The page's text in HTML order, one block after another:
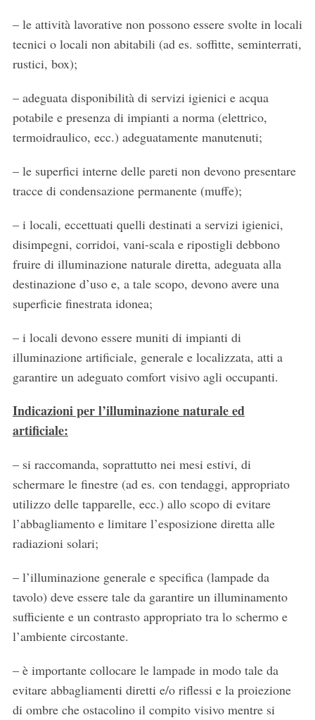
– le attività lavorative non possono essere svolte in locali
tecnici o locali non abitabili (ad es. soffitte, seminterrati,
rustici, box);
– adeguata disponibilità di servizi igienici e acqua
potabile e presenza di impianti a norma (elettrico,
termoidraulico, ecc.) adeguatamente manutenuti;
– le superfici interne delle pareti non devono presentare
tracce di condensazione permanente (muffe);
– i locali, eccettuati quelli destinati a servizi igienici,
disimpegni, corridoi, vani-scala e ripostigli debbono
fruire di illuminazione naturale diretta, adeguata alla
destinazione d’uso e, a tale scopo, devono avere una
superficie finestrata idonea;
– i locali devono essere muniti di impianti di
illuminazione artificiale, generale e localizzata, atti a
garantire un adeguato comfort visivo agli occupanti.
Indicazioni per l’illuminazione naturale ed
artificiale:
– si raccomanda, soprattutto nei mesi estivi, di
schermare le finestre (ad es. con tendaggi, appropriato
utilizzo delle tapparelle, ecc.) allo scopo di evitare
l’abbagliamento e limitare l’esposizione diretta alle
radiazioni solari;
– l’illuminazione generale e specifica (lampade da
tavolo) deve essere tale da garantire un illuminamento
sufficiente e un contrasto appropriato tra lo schermo e
l’ambiente circostante.
– è importante collocare le lampade in modo tale da
evitare abbagliamenti diretti e/o riflessi e la proiezione
di ombre che ostacolino il compito visivo mentre si